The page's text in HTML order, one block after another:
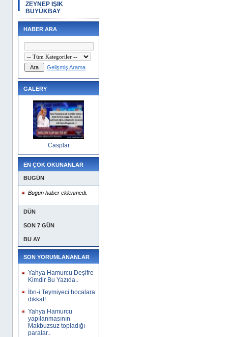
ZEYNEP IŞIK
BÜYÜKBAY
HABER ARA
Gelişmiş Arama
GALERY
Casplar
EN ÇOK OKUNANLAR
BUGÜN
Bugün haber eklenmedi.
DÜN
SON 7 GÜN
BU AY
SON YORUMLANANLAR
Yahya Hamurcu Deşifre
Kimdir Bu Yazıda..
İbn-i Teymiyeci hocalara
dikkat!
Yahya Hamurcu
yapılanmasının
Makbuzsuz topladığı
paralar..